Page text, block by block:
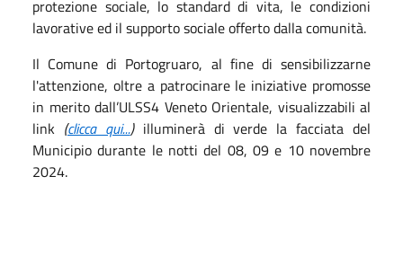
protezione sociale, lo standard di vita, le condizioni
lavorative ed il supporto sociale offerto dalla comunità.
Il Comune di Portogruaro, al fine di sensibilizzarne
l'attenzione, oltre a patrocinare le iniziative promosse
in merito dall’ULSS4 Veneto Orientale, visualizzabili al
link (clicca qui...) illuminerà di verde la facciata del
Municipio durante le notti del 08, 09 e 10 novembre
2024.